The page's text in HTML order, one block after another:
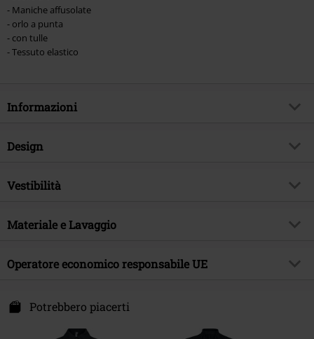
- Maniche affusolate
- orlo a punta
- con tulle
- Tessuto elastico
Informazioni
Codice articolo
Brand
Data di pubblicazione
Design
Tipologia prodotto
Lunghezza maniche
Vestibilità
Vestibilità/Top
Materiale e Lavaggio
Materiale esterno 96% viscosa, 4% elasthane
Operatore economico responsabile UE
Säntisstraße 89
Potrebbero piacerti